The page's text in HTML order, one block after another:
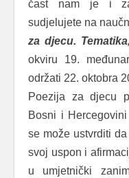
čast nam je i
sudjelujete na
za djecu.
okviru 19.
održati 22. oktobra
Poezija za djecu
Bosni i
se može ustvrditi
svoj uspon i
u umjetnički